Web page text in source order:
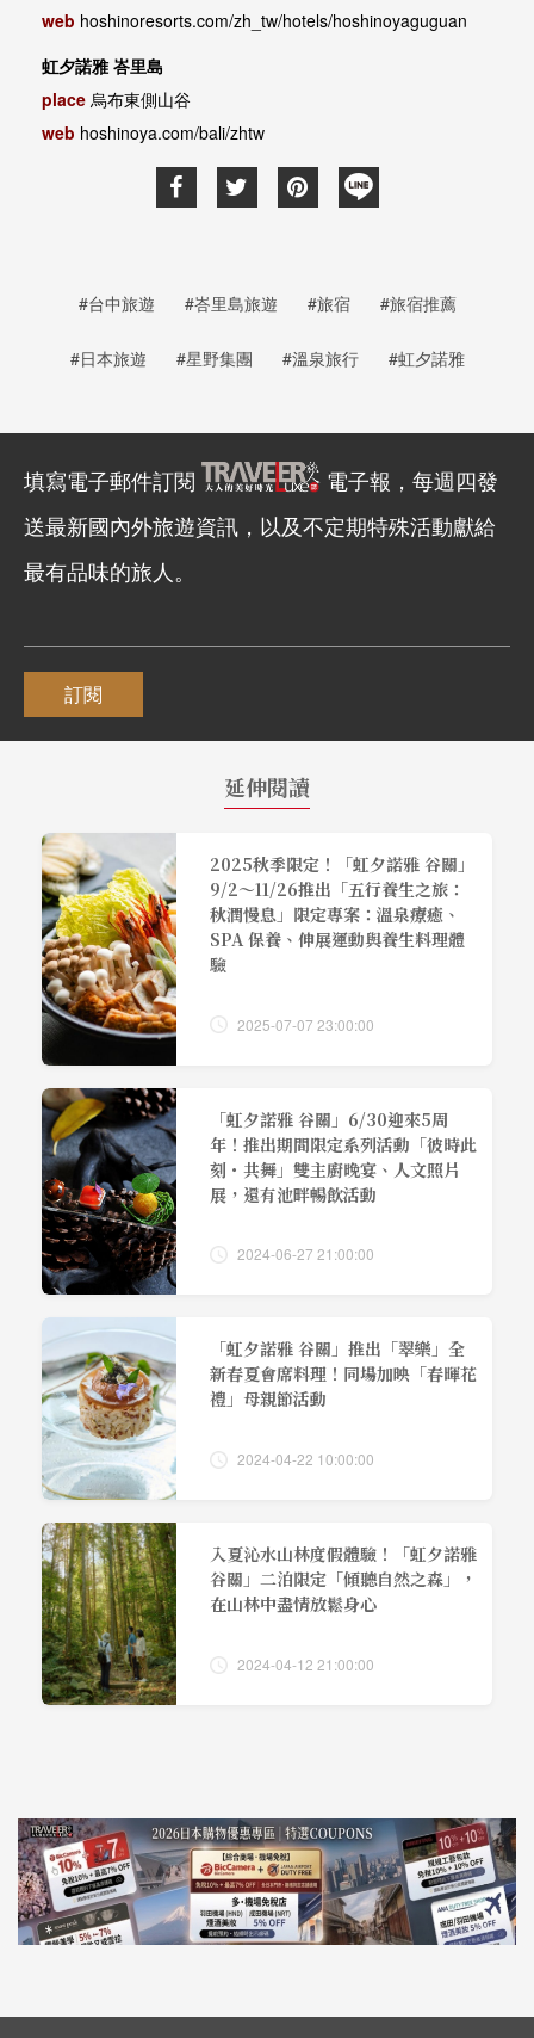
web hoshinoresorts.com/zh_tw/hotels/hoshinoyaguguan
虹夕諾雅 峇里島
place 烏布東側山谷
web hoshinoya.com/bali/zhtw
#台中旅遊 #峇里島旅遊 #旅宿 #旅宿推薦
#日本旅遊 #星野集團 #溫泉旅行 #虹夕諾雅
填寫電子郵件訂閱
電子報，每週四發
送最新國內外旅遊資訊，以及不定期特殊活動獻給
最有品味的旅人。
訂閱
延伸閱讀
2025秋季限定！「虹夕諾雅 谷關」
9/2～11/26推出「五行養生之旅：
秋潤慢息」限定專案：溫泉療癒、
SPA 保養、伸展運動與養生料理體
驗
2025-07-07 23:00:00
「虹夕諾雅 谷關」6/30迎來5周
年！推出期間限定系列活動「彼時此
刻・共舞」雙主廚晚宴、人文照片
展，還有池畔暢飲活動
2024-06-27 21:00:00
「虹夕諾雅 谷關」推出「翠樂」全
新春夏會席料理！同場加映「春暉花
禮」母親節活動
2024-04-22 10:00:00
入夏沁水山林度假體驗！「虹夕諾雅
谷關」二泊限定「傾聽自然之森」，
在山林中盡情放鬆身心
2024-04-12 21:00:00